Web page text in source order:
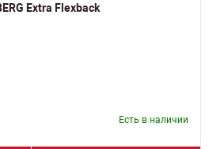
Extra Flexback
Есть в наличии